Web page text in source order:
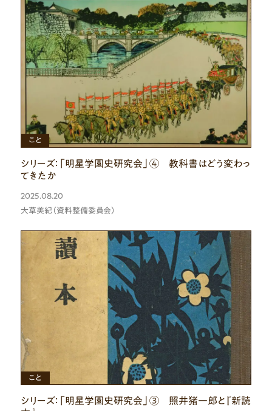
こと
シリーズ：「明星学園史研究会」④ 教科書はどう変わっ
てきたか
2025.08.20
大草美紀（資料整備委員会）
ひと
もの
こと
シリーズ：「明星学園史研究会」③ 照井猪一郎と『新読